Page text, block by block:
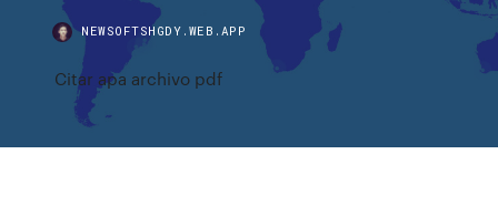
NEWSOFTSHGDY.WEB.APP
Citar apa archivo pdf